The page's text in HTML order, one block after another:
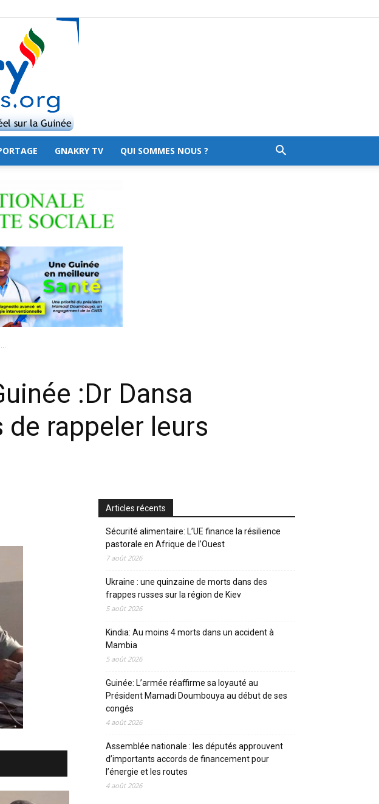
GNAKRY TV QUI SOMMES NOUS ?
:Dr Dansa
rappeler leurs
Articles récents
Sécurité alimentaire: L’UE finance la résilience
pastorale en Afrique de l’Ouest
7 août 2026
Ukraine : une quinzaine de morts dans des
frappes russes sur la région de Kiev
5 août 2026
Kindia: Au moins 4 morts dans un accident à
Mambia
5 août 2026
Guinée: L’armée réaffirme sa loyauté au
Président Mamadi Doumbouya au début de ses
congés
4 août 2026
Assemblée nationale : les députés approuvent
d’importants accords de financement pour
l’énergie et les routes
4 août 2026